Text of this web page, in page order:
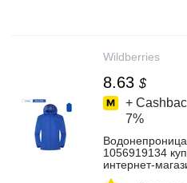
Wildberries
8.63 $
+
7%
1056919134